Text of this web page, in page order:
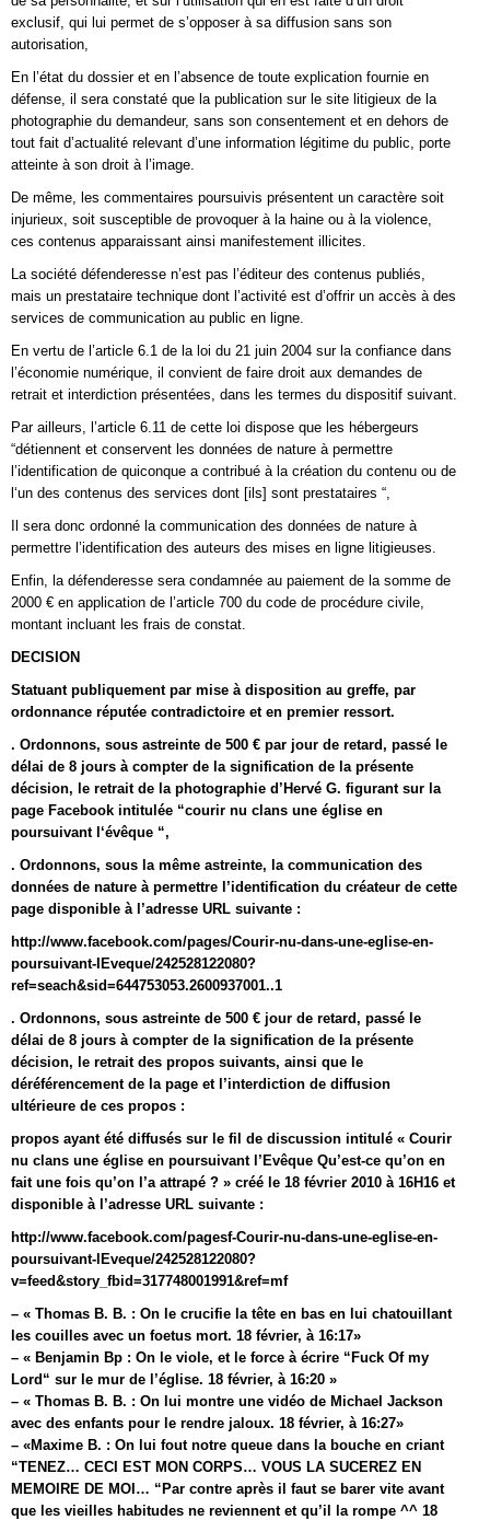
exclusif, qui lui permet de s’opposer à sa diffusion sans son
autorisation,
En l’état du dossier et en l’absence de toute explication fournie en
défense, il sera constaté que la publication sur le site litigieux de la
photographie du demandeur, sans son consentement et en dehors de
tout fait d’actualité relevant d’une information légitime du public, porte
atteinte à son droit à l’image.
De même, les commentaires poursuivis présentent un caractère soit
injurieux, soit susceptible de provoquer à la haine ou à la violence,
ces contenus apparaissant ainsi manifestement illicites.
La société défenderesse n’est pas l’éditeur des contenus publiés,
mais un prestataire technique dont l’activité est d’offrir un accès à des
services de communication au public en ligne.
En vertu de l’article 6.1 de la loi du 21 juin 2004 sur la confiance dans
l’économie numérique, il convient de faire droit aux demandes de
retrait et interdiction présentées, dans les termes du dispositif suivant.
Par ailleurs, l’article 6.11 de cette loi dispose que les hébergeurs
“détiennent et conservent les données de nature à permettre
l’identification de quiconque a contribué à la création du contenu ou de
l‘un des contenus des services dont [ils] sont prestataires “,
Il sera donc ordonné la communication des données de nature à
permettre l’identification des auteurs des mises en ligne litigieuses.
Enfin, la défenderesse sera condamnée au paiement de la somme de
2000 € en application de l’article 700 du code de procédure civile,
montant incluant les frais de constat.
DECISION
Statuant publiquement par mise à disposition au greffe, par
ordonnance réputée contradictoire et en premier ressort.
. Ordonnons, sous astreinte de 500 € par jour de retard, passé le
délai de 8 jours à compter de la signification de la présente
décision, le retrait de la photographie d’Hervé G. figurant sur la
page Facebook intitulée “courir nu clans une église en
poursuivant l‘évêque “,
. Ordonnons, sous la même astreinte, la communication des
données de nature à permettre l’identification du créateur de cette
page disponible à l’adresse URL suivante :
http://www.facebook.com/pages/Courir-nu-dans-une-eglise-en-
poursuivant-IEveque/242528122080?
ref=seach&sid=644753053.2600937001..1
. Ordonnons, sous astreinte de 500 € jour de retard, passé le
délai de 8 jours à compter de la signification de la présente
décision, le retrait des propos suivants, ainsi que le
déréférencement de la page et l’interdiction de diffusion
ultérieure de ces propos :
propos ayant été diffusés sur le fil de discussion intitulé « Courir
nu clans une église en poursuivant l’Evêque Qu’est-ce qu’on en
fait une fois qu’on l’a attrapé ? » créé le 18 février 2010 à 16H16 et
disponible à l’adresse URL suivante :
http://www.facebook.com/pagesf-Courir-nu-dans-une-eglise-en-
poursuivant-lEveque/242528122080?
v=feed&story_fbid=317748001991&ref=mf
– « Thomas B. B. : On le crucifie la tête en bas en lui chatouillant
les couilles avec un foetus mort. 18 février, à 16:17»
– « Benjamin Bp : On le viole, et le force à écrire “Fuck Of my
Lord“ sur le mur de l’église. 18 février, à 16:20 »
– « Thomas B. B. : On lui montre une vidéo de Michael Jackson
avec des enfants pour le rendre jaloux. 18 février, à 16:27»
– «Maxime B. : On lui fout notre queue dans la bouche en criant
“TENEZ… CECI EST MON CORPS… VOUS LA SUCEREZ EN
MEMOIRE DE MOI… “Par contre après il faut se barer vite avant
que les vieilles habitudes ne reviennent et qu’il la rompe ^^ 18